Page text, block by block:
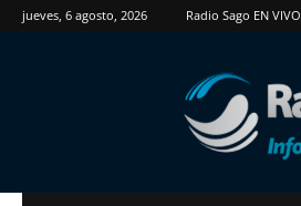
jueves, 6 agosto, 2026 Radio Sago EN VIVO
RadioSago